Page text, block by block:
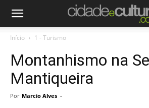
Início 1 - Turismo
Montanhismo na
Mantiqueira
Por Marcio Alves -